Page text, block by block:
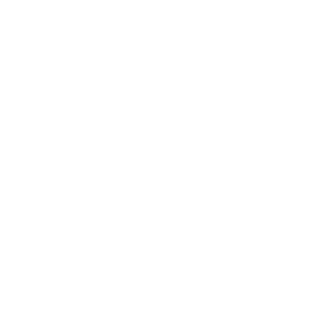
cultura de lucha por la
las ganancias y los
el escapismo, la paciente
Sínodo es, en sí misma,
subversivo…
señaló la religiosa italiana.
Sínodo me parece llamado
síntesis-siembra, a abrir
una nueva forma, la
misma exige”, añadió.